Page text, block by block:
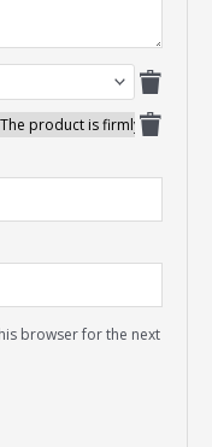
The product is firmly packed.
browser for the next